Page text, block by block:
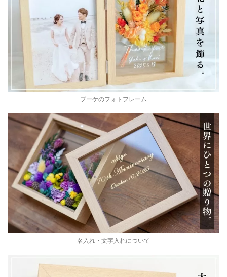
ブーケのフォトフレーム
名入れ・文字入れについて